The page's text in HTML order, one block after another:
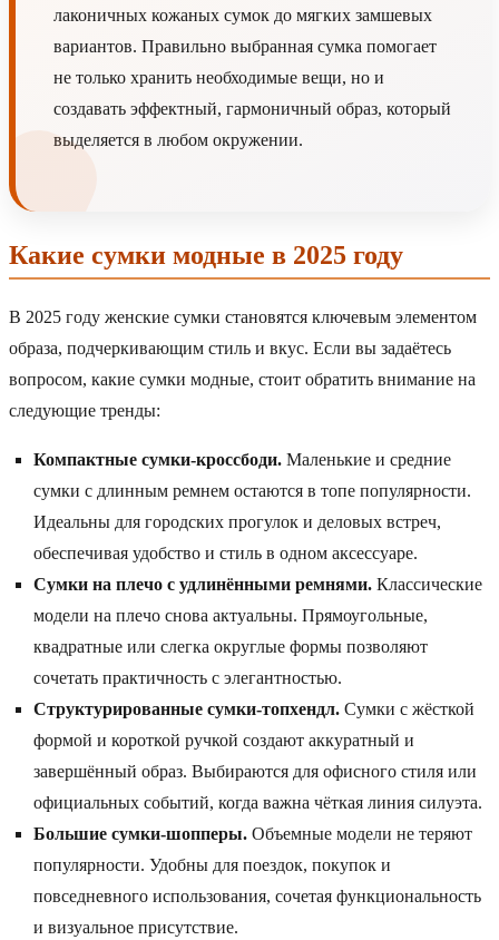
лаконичных кожаных сумок до мягких замшевых
вариантов. Правильно выбранная сумка помогает
не только хранить необходимые вещи, но и
создавать эффектный, гармоничный образ, который
выделяется в любом окружении.
Какие сумки модные в 2025 году
В 2025 году женские сумки становятся ключевым элементом
образа, подчеркивающим стиль и вкус. Если вы задаётесь
вопросом, какие сумки модные, стоит обратить внимание на
следующие тренды:
Компактные сумки-кроссбоди. Маленькие и средние
сумки с длинным ремнем остаются в топе популярности.
Идеальны для городских прогулок и деловых встреч,
обеспечивая удобство и стиль в одном аксессуаре.
Сумки на плечо с удлинёнными ремнями. Классические
модели на плечо снова актуальны. Прямоугольные,
квадратные или слегка округлые формы позволяют
сочетать практичность с элегантностью.
Структурированные сумки-топхендл. Сумки с жёсткой
формой и короткой ручкой создают аккуратный и
завершённый образ. Выбираются для офисного стиля или
официальных событий, когда важна чёткая линия силуэта.
Большие сумки-шопперы. Объемные модели не теряют
популярности. Удобны для поездок, покупок и
повседневного использования, сочетая функциональность
и визуальное присутствие.